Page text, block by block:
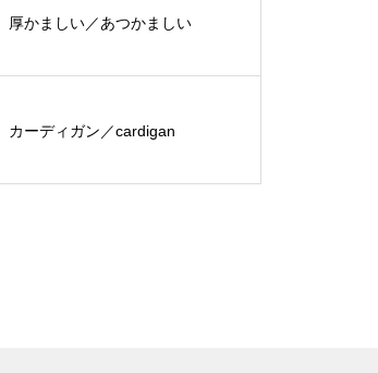
厚かましい／あつかましい
カーディガン／cardigan